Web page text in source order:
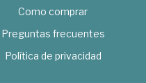
Como comprar
Preguntas frecuentes
Política de privacidad